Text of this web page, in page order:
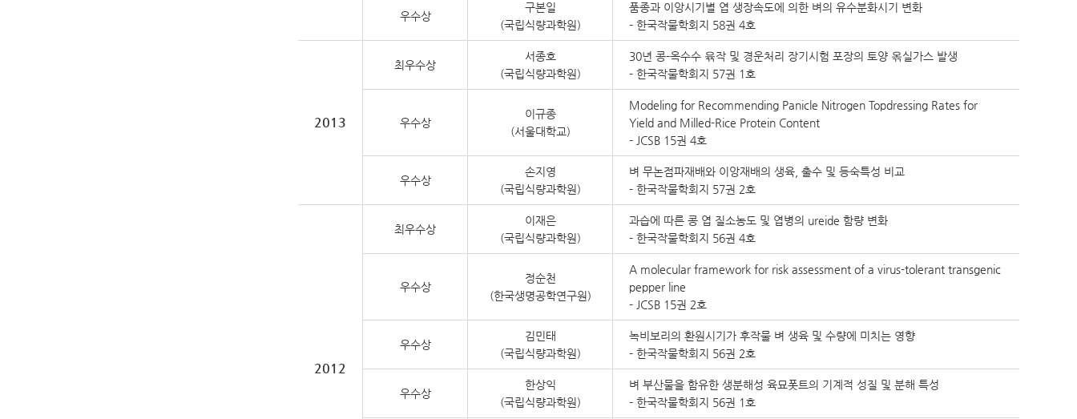
우수상
구본일
(국립식량과학원)
품종과 이앙시기별 엽 생장속도에 의한 벼의 유수분화시기 변화
- 한국작물학회지 58권 4호
2013
최우수상
서종호
(국립식량과학원)
30년 콩-옥수수 윢작 및 경운처리 장기시험 포장의 토양 옦실가스 발생
- 한국작물학회지 57권 1호
우수상
이규종
(서울대학교)
Modeling for Recommending Panicle Nitrogen Topdressing Rates for
Yield and Milled-Rice Protein Content
- JCSB 15권 4호
우수상
손지영
(국립식량과학원)
벼 무논점파재배와 이앙재배의 생육, 출수 및 등숙특성 비교
- 한국작물학회지 57권 2호
2012
최우수상
이재은
(국립식량과학원)
과습에 따른 콩 엽 질소농도 및 엽병의 ureide 함량 변화
- 한국작물학회지 56권 4호
우수상
정순천
(한국생명공학연구원)
A molecular framework for risk assessment of a virus-tolerant transgenic
pepper line
- JCSB 15권 2호
우수상
김민태
(국립식량과학원)
녹비보리의 환원시기가 후작물 벼 생육 및 수량에 미치는 영향
- 한국작물학회지 56권 2호
우수상
한상익
(국립식량과학원)
벼 부산물을 함유한 생분해성 육묘폿트의 기계적 성질 및 분해 특성
- 한국작물학회지 56권 1호